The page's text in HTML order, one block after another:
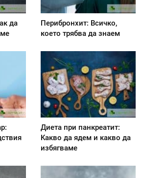
да
Перибронхит: Всичко,
което трябва да знаем
Диета при панкреатит:
Kакво да ядем и какво да
избягваме